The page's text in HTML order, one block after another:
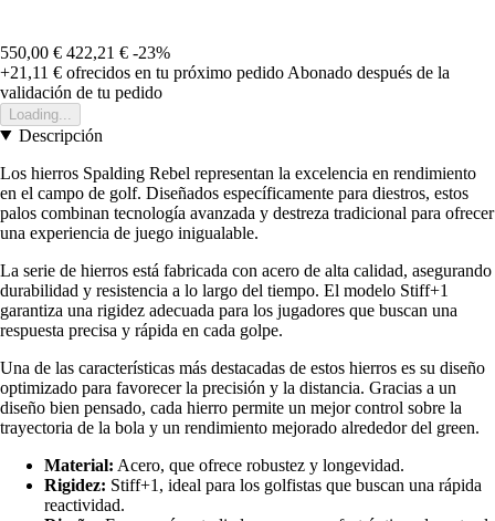
550,00 € 422,21 € -23%
+21,11 € ofrecidos en tu próximo pedido Abonado después de la
validación de tu pedido
Loading...
Descripción
Los hierros Spalding Rebel representan la excelencia en rendimiento
en el campo de golf. Diseñados específicamente para diestros, estos
palos combinan tecnología avanzada y destreza tradicional para ofrecer
una experiencia de juego inigualable.
La serie de hierros está fabricada con acero de alta calidad, asegurando
durabilidad y resistencia a lo largo del tiempo. El modelo Stiff+1
garantiza una rigidez adecuada para los jugadores que buscan una
respuesta precisa y rápida en cada golpe.
Una de las características más destacadas de estos hierros es su diseño
optimizado para favorecer la precisión y la distancia. Gracias a un
diseño bien pensado, cada hierro permite un mejor control sobre la
trayectoria de la bola y un rendimiento mejorado alrededor del green.
Material: Acero, que ofrece robustez y longevidad.
Rigidez: Stiff+1, ideal para los golfistas que buscan una rápida
reactividad.